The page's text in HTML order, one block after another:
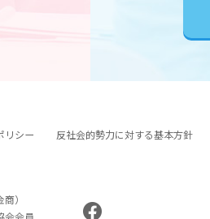
リシー 反社会的勢力に対する基本方針
）
会会員